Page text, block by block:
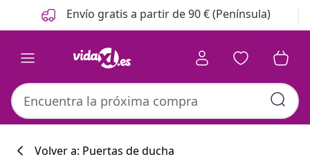
Anterior
Siguiente Envío gratis a partir de 90 € (Península)
Volver a: Puertas de ducha